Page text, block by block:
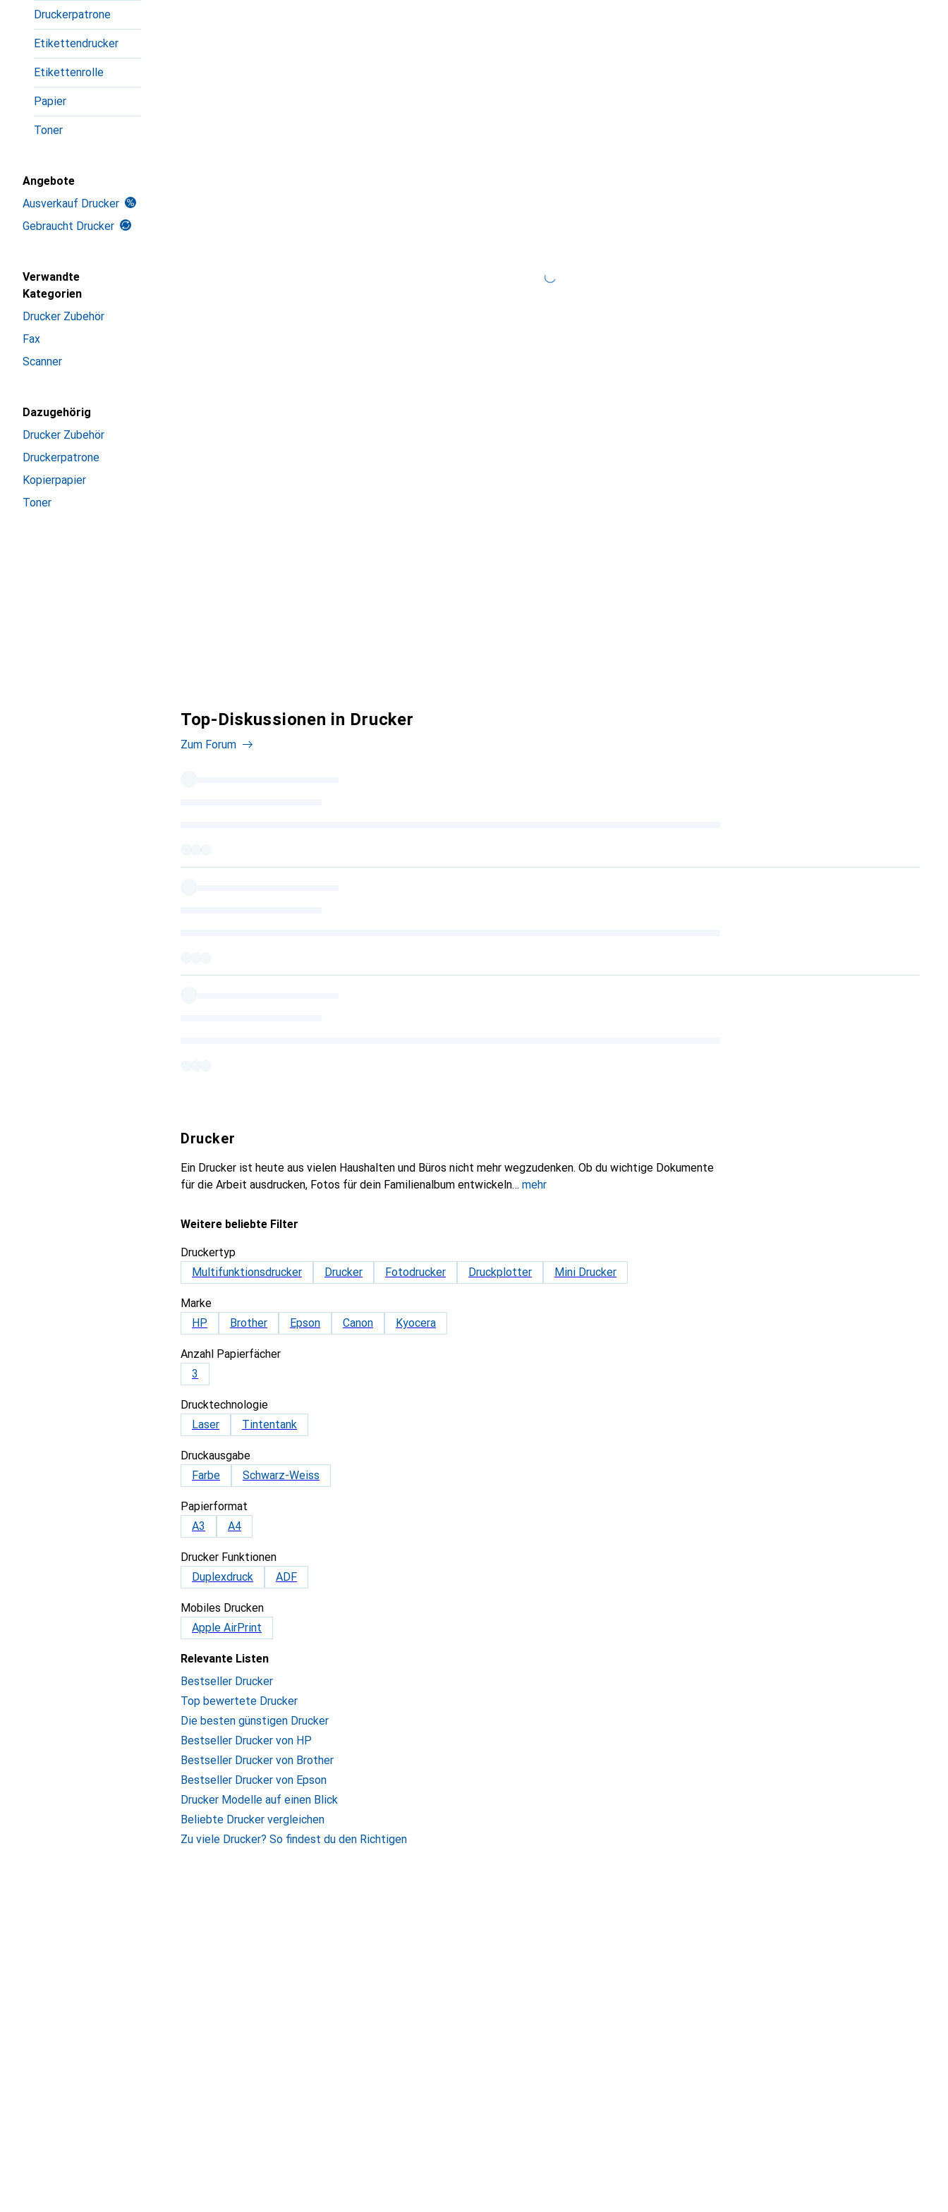
Druckerpatrone
Etikettendrucker
Etikettenrolle
Papier
Toner
Angebote
Ausverkauf Drucker
Gebraucht Drucker
Verwandte
Kategorien
Drucker Zubehör
Fax
Scanner
Dazugehörig
Drucker Zubehör
Druckerpatrone
Kopierpapier
Toner
Top-Diskussionen in Drucker
Zum Forum
Drucker
Ein Drucker ist heute aus vielen Haushalten und Büros nicht mehr wegzudenken. Ob du wichtige Dokumente
für die Arbeit ausdrucken, Fotos für dein Familienalbum entwickeln
mehr
Weitere beliebte Filter
Druckertyp
Multifunktionsdrucker
Drucker Fotodrucker Druckplotter Mini Drucker
Marke
HP
Brother Epson Canon Kyocera
Anzahl Papierfächer
3
Drucktechnologie
Laser
Tintentank
Druckausgabe
Farbe
Schwarz-Weiss
Papierformat
A3
A4
Drucker Funktionen
Duplexdruck
ADF
Mobiles Drucken
Apple AirPrint
Relevante Listen
Bestseller Drucker
Top bewertete Drucker
Die besten günstigen Drucker
Bestseller Drucker von HP
Bestseller Drucker von Brother
Bestseller Drucker von Epson
Drucker Modelle auf einen Blick
Beliebte Drucker vergleichen
Zu viele Drucker? So findest du den Richtigen